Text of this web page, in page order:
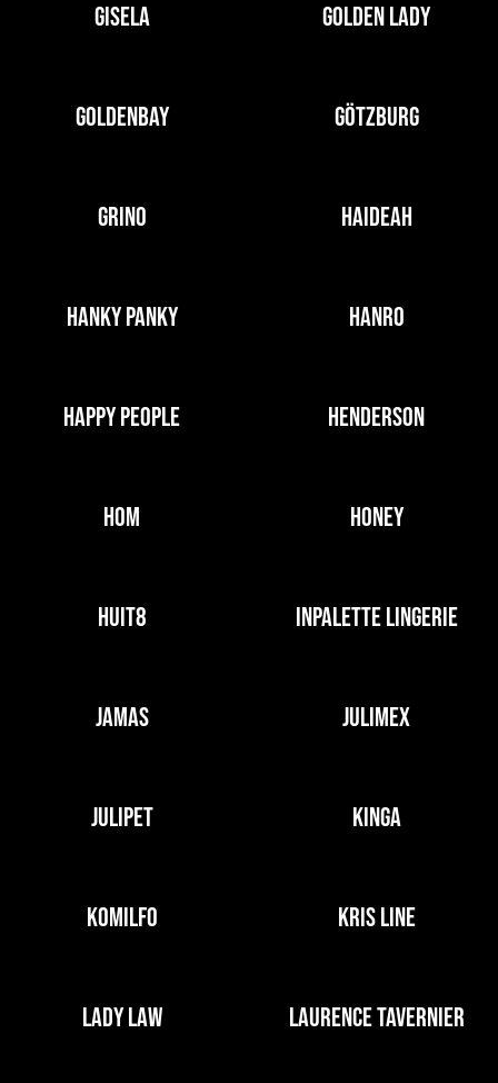
GISELA GOLDEN LADY
GOLDENBAY GÖTZBURG
GRINO HAIDEAH
HANKY PANKY HANRO
HAPPY PEOPLE HENDERSON
HOM HONEY
HUIT8 INPALETTE LINGERIE
JAMAS JULIMEX
JULIPET KINGA
KOMILFO KRIS LINE
LADY LAW LAURENCE TAVERNIER